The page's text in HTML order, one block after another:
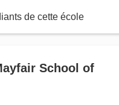
de cette école
School of